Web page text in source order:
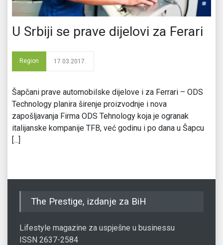
U Srbiji se prave dijelovi za Ferari
Region 17.03.2017.
Šapčani prave automobilske dijelove i za Ferrari – ODS
Technology planira širenje proizvodnje i nova
zapošljavanja Firma ODS Tehnology koja je ogranak
italijanske kompanije TFB, već godinu i po dana u Šapcu
[...]
The Prestige, izdanje za BiH
Lifestyle magazine za uspješne u businessu
ISSN 2637-2584